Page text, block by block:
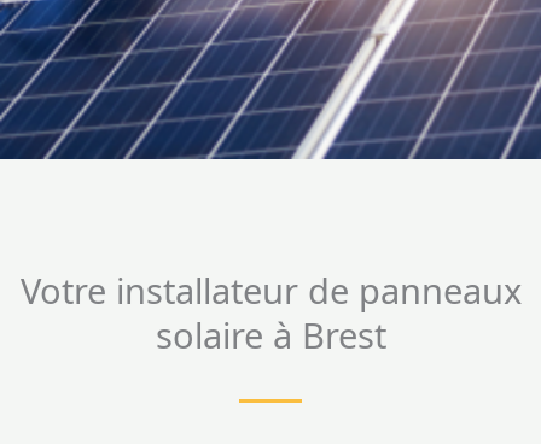
Votre installateur de panneaux
solaire à Brest